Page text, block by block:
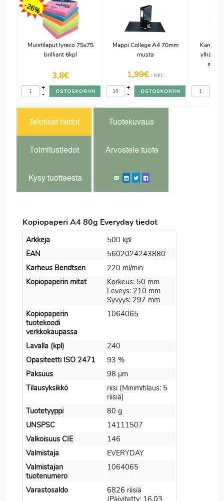
-26%
Muistilaput lyreco 75x75
brilliant 6kpl
3,8€
-
+
Mappi College A4 70mm
musta
1,99€ / KPL
-
+
ylhäältä
Tekniset tiedot Tuotekuvaus
Toimitustiedot Arvostele tuote
Kysy tuotteesta
Kopiopaperi A4 80g Everyday tiedot
Arkkeja
500 kpl
EAN
5602024243880
Karheus Bendtsen
220 ml/min
Kopiopaperin mitat
Korkeus: 50 mm
Leveys: 210 mm
Syvyys: 297 mm
Kopiopaperin
tuotekoodi
verkkokaupassa
1064065
Lavalla (kpl)
240
Opasiteetti ISO 2471
93 %
Paksuus
98 µm
Tilausyksikkö
riisi (Minimitilaus: 5
riisiä)
Tuotetyyppi
80 g
UNSPSC
14111507
Valkoisuus CIE
146
Valmistaja
EVERYDAY
Valmistajan
tuotenumero
1064065
Varastosaldo
6826 riisiä
(Päivitetty: 16.03